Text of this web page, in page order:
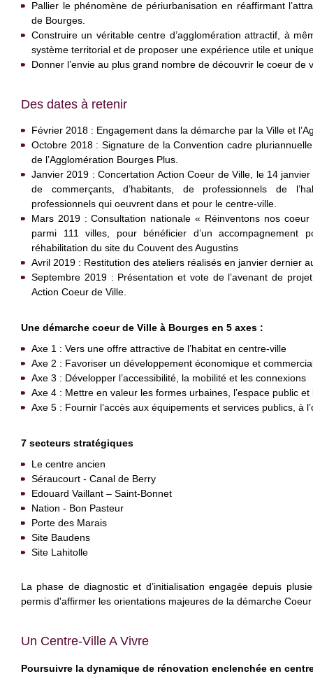
Pallier le phénomène de périurbanisation en réaffirmant
de Bourges.
Construire un véritable centre d’agglomération attractif, à
système territorial et de proposer une expérience utile et
Donner l’envie au plus grand nombre de découvrir le coeur de
Des dates à retenir
Février 2018 : Engagement dans la démarche par la Ville et
Octobre 2018 : Signature de la Convention cadre
de l’Agglomération Bourges Plus.
Janvier 2019 : Concertation Action Coeur de Ville, le 14
de commerçants, d’habitants, de professionnels de
professionnels qui oeuvrent dans et pour le centre-ville.
Mars 2019 : Consultation nationale « Réinventons nos
parmi 111 villes, pour bénéficier d’un accompagnement
réhabilitation du site du Couvent des Augustins
Avril 2019 : Restitution des ateliers réalisés en janvier dernier
Septembre 2019 : Présentation et vote de l’avenant de
Action Coeur de Ville.
Une démarche coeur de Ville à Bourges en 5 axes :
Axe 1 : Vers une offre attractive de l’habitat en centre-ville
Axe 2 : Favoriser un développement économique et
Axe 3 : Développer l’accessibilité, la mobilité et les connexions
Axe 4 : Mettre en valeur les formes urbaines, l’espace public
Axe 5 : Fournir l’accès aux équipements et services publics, à
7 secteurs stratégiques
Le centre ancien
Séraucourt - Canal de Berry
Edouard Vaillant – Saint-Bonnet
Nation - Bon Pasteur
Porte des Marais
Site Baudens
Site Lahitolle
La phase de diagnostic et d’initialisation engagée depuis
permis d'affirmer les orientations majeures de la démarche
Un Centre-Ville A Vivre
Poursuivre la dynamique de rénovation enclenchée en